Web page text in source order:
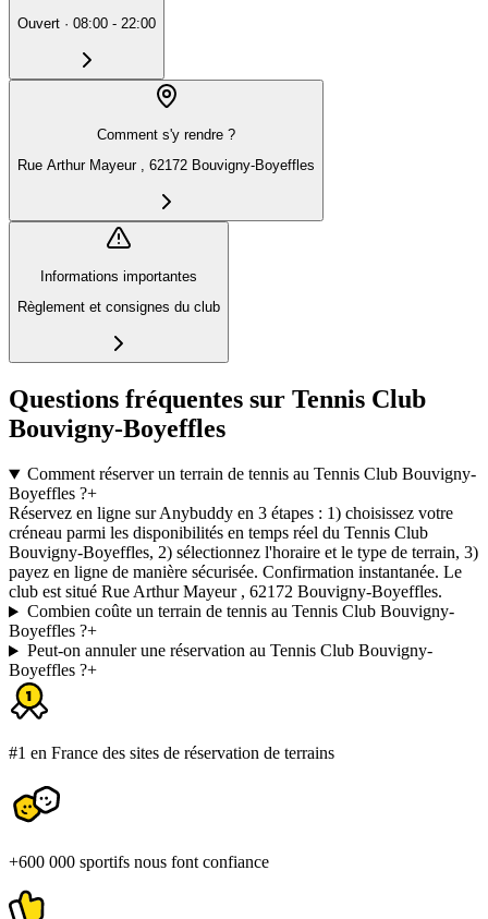
Ouvert · 08:00 - 22:00
Comment s'y rendre ?
Rue Arthur Mayeur , 62172 Bouvigny-Boyeffles
Informations importantes
Règlement et consignes du club
Questions fréquentes sur Tennis Club
Bouvigny-Boyeffles
Comment réserver un terrain de tennis au Tennis Club Bouvigny-
Boyeffles ?+
Réservez en ligne sur Anybuddy en 3 étapes : 1) choisissez votre
créneau parmi les disponibilités en temps réel du Tennis Club
Bouvigny-Boyeffles, 2) sélectionnez l'horaire et le type de terrain, 3)
payez en ligne de manière sécurisée. Confirmation instantanée. Le
club est situé Rue Arthur Mayeur , 62172 Bouvigny-Boyeffles.
Combien coûte un terrain de tennis au Tennis Club Bouvigny-
Boyeffles ?+
Peut-on annuler une réservation au Tennis Club Bouvigny-
Boyeffles ?+
#1 en France des sites de réservation de terrains
+600 000 sportifs nous font confiance